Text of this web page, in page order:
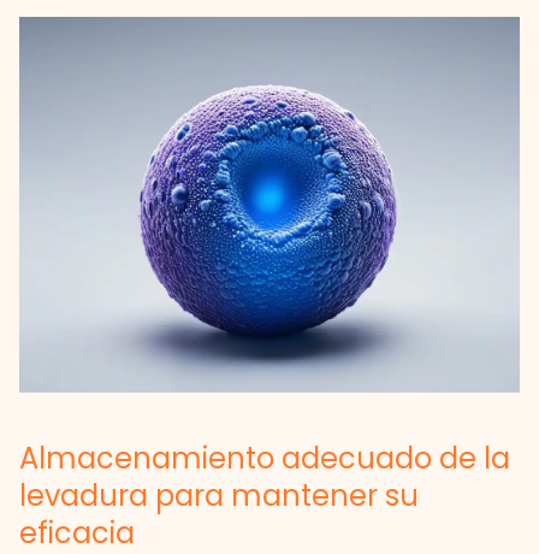
Almacenamiento adecuado de la
levadura para mantener su
eficacia